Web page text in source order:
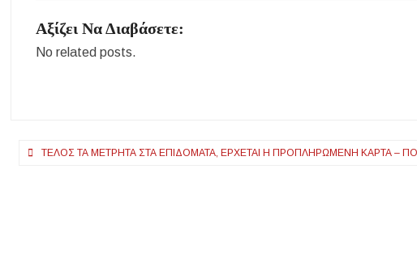
Αξίζει Να Διαβάσετε:
No related posts.
Πλοήγηση
ΤΈΛΟΣ ΤΑ ΜΕΤΡΗΤΆ ΣΤΑ ΕΠΙΔΌΜΑΤΑ, ΈΡΧΕΤΑΙ Η ΠΡΟΠΛΗΡΩΜΈΝΗ ΚΆΡΤΑ –